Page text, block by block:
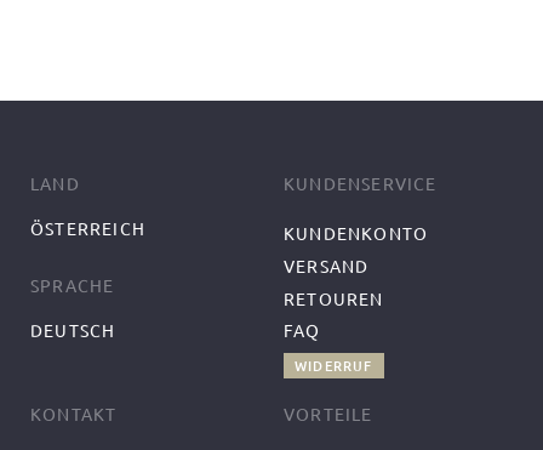
LAND
ÖSTERREICH
SPRACHE
DEUTSCH
KUNDENSERVICE
KUNDENKONTO
VERSAND
RETOUREN
FAQ
WIDERRUF
KONTAKT VORTEILE